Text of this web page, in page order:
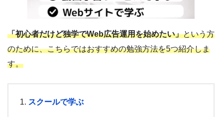
「初心者だけど独学でWeb広告運用を始めたい」という方
のために、こちらではおすすめの勉強方法を5つ紹介しま
す。
スクールで学ぶ